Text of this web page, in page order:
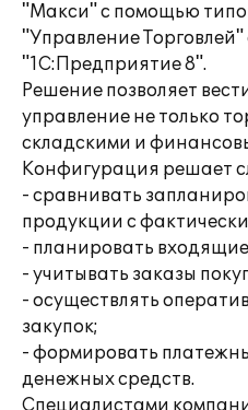
"Макси" с помощью
"Управление
"1С:Предприятие 8".
Решение позволяет
управление не только
складскими и
Конфигурация решает
- сравнивать
продукции с
- планировать
- учитывать заказы
- осуществлять
закупок;
- формировать
денежных средств.
Специалистами